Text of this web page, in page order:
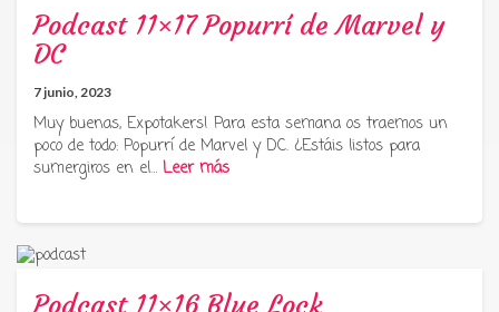
Podcast 11×17 Popurrí de Marvel y
DC
7 junio, 2023
Muy buenas, Expotakers! Para esta semana os traemos un
poco de todo: Popurrí de Marvel y DC. ¿Estáis listos para
sumergiros en el… Leer más
Podcast 11×16 Blue Lock